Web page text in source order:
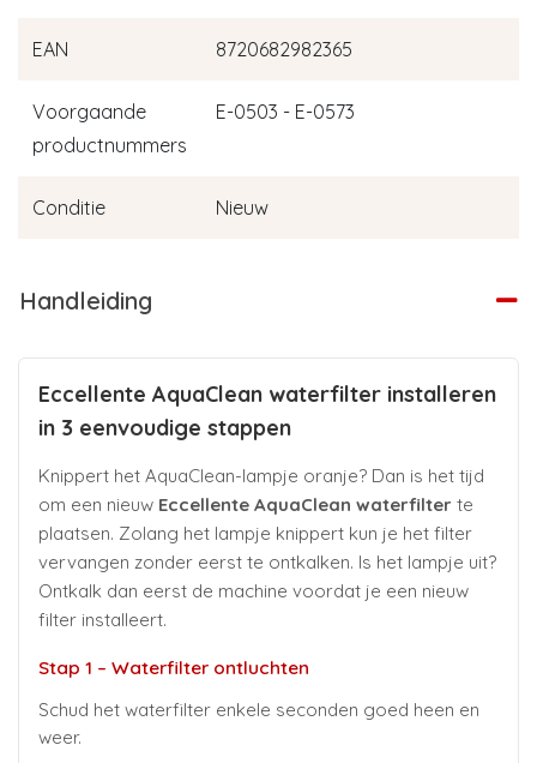
EAN 8720682982365
Voorgaande
productnummers
E-0503 - E-0573
Conditie Nieuw
Handleiding
Eccellente AquaClean waterfilter installeren
in 3 eenvoudige stappen
Knippert het AquaClean-lampje oranje? Dan is het tijd
om een nieuw Eccellente AquaClean waterfilter te
plaatsen. Zolang het lampje knippert kun je het filter
vervangen zonder eerst te ontkalken. Is het lampje uit?
Ontkalk dan eerst de machine voordat je een nieuw
filter installeert.
Stap 1 – Waterfilter ontluchten
Schud het waterfilter enkele seconden goed heen en
weer.